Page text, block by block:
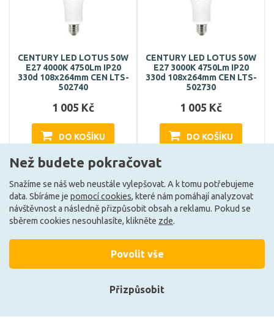
CENTURY LED LOTUS 50W
E27 4000K 4750Lm IP20
330d 108x264mm CEN LTS-
502740
1 005 Kč
DO KOŠÍKU
Může být u Vás 17. 9.
CENTURY LED LOTUS 50W
E27 3000K 4750Lm IP20
330d 108x264mm CEN LTS-
502730
1 005 Kč
DO KOŠÍKU
Může být u Vás 17. 9.
Ze stejné kolekce
Než budete pokračovat
Snažíme se náš web neustále vylepšovat. A k tomu potřebujeme
data. Sbíráme je pomocí cookies, které nám pomáhají analyzovat
návštěvnost a následně přizpůsobit obsah a reklamu. Pokud se
sběrem cookies nesouhlasíte, klikněte zde.
Přizpůsobit
Povolit vše